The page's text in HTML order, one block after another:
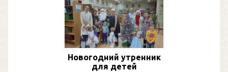
Новогодний утренник
для детей